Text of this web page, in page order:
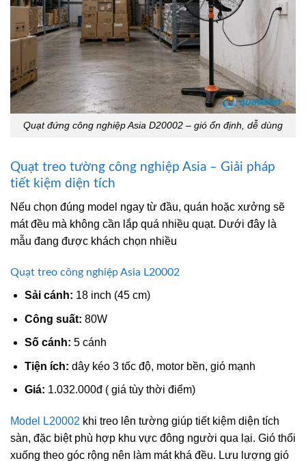
Quạt đứng công nghiệp Asia D20002 – gió ổn định, dễ dùng
Quạt treo tường công nghiệp Asia – Giải pháp
tiết kiệm diện tích
Nếu chọn đúng model ngay từ đầu, quán hoặc xưởng sẽ
mát đều mà không cần lắp quá nhiều quạt. Dưới đây là
mẫu đang được khách chọn nhiều
Quạt treo công nghiệp Asia L20002
Sải cánh: 18 inch (45 cm)
Công suất: 80W
Số cánh: 5 cánh
Tiện ích: dây kéo 3 tốc độ, motor bền, gió mạnh
Giá: 1.032.000đ ( giá tùy thời điểm)
Model L20002 khi treo lên tường giúp tiết kiệm diện tích
sàn, đặc biệt phù hợp khu vực đông người qua lại. Gió thổi
xuống theo góc rộng nên làm mát khá đều. Lưu lượng gió